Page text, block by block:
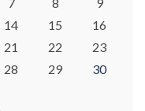
7 8
9
14 15
16
21 22
23
28 29
30